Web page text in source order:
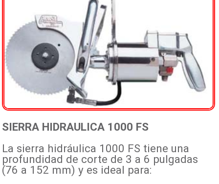
Mapa
Fotos
SIERRA HIDRAULICA 1000 FS
La sierra hidráulica 1000 FS tiene una
profundidad de corte de 3 a 6 pulgadas
(76 a 152 mm) y es ideal para: